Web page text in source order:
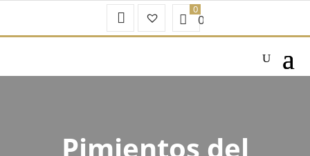
Mi
Favoritos0.00
Pimientos del